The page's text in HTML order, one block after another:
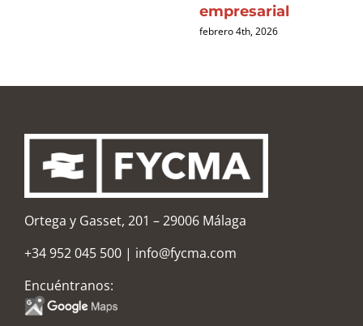
empresarial
febrero 4th, 2026
Ortega y Gasset, 201 – 29006 Málaga
+34 952 045 500 | info@fycma.com
Encuéntranos: